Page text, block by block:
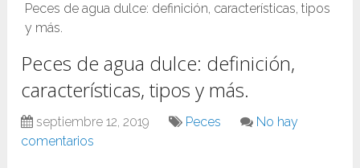
Peces de agua dulce: definición, características, tipos
y más.
Peces de agua dulce: definición,
características, tipos y más.
septiembre 12, 2019 Peces
No hay
comentarios